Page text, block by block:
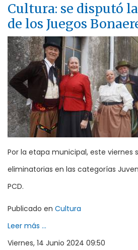
Cultura: se disputó
de los Juegos
Por la etapa municipal, este viernes
eliminatorias en las categorías
PCD.
Publicado en Cultura
Leer más ...
Viernes, 14 Junio 2024 09:50